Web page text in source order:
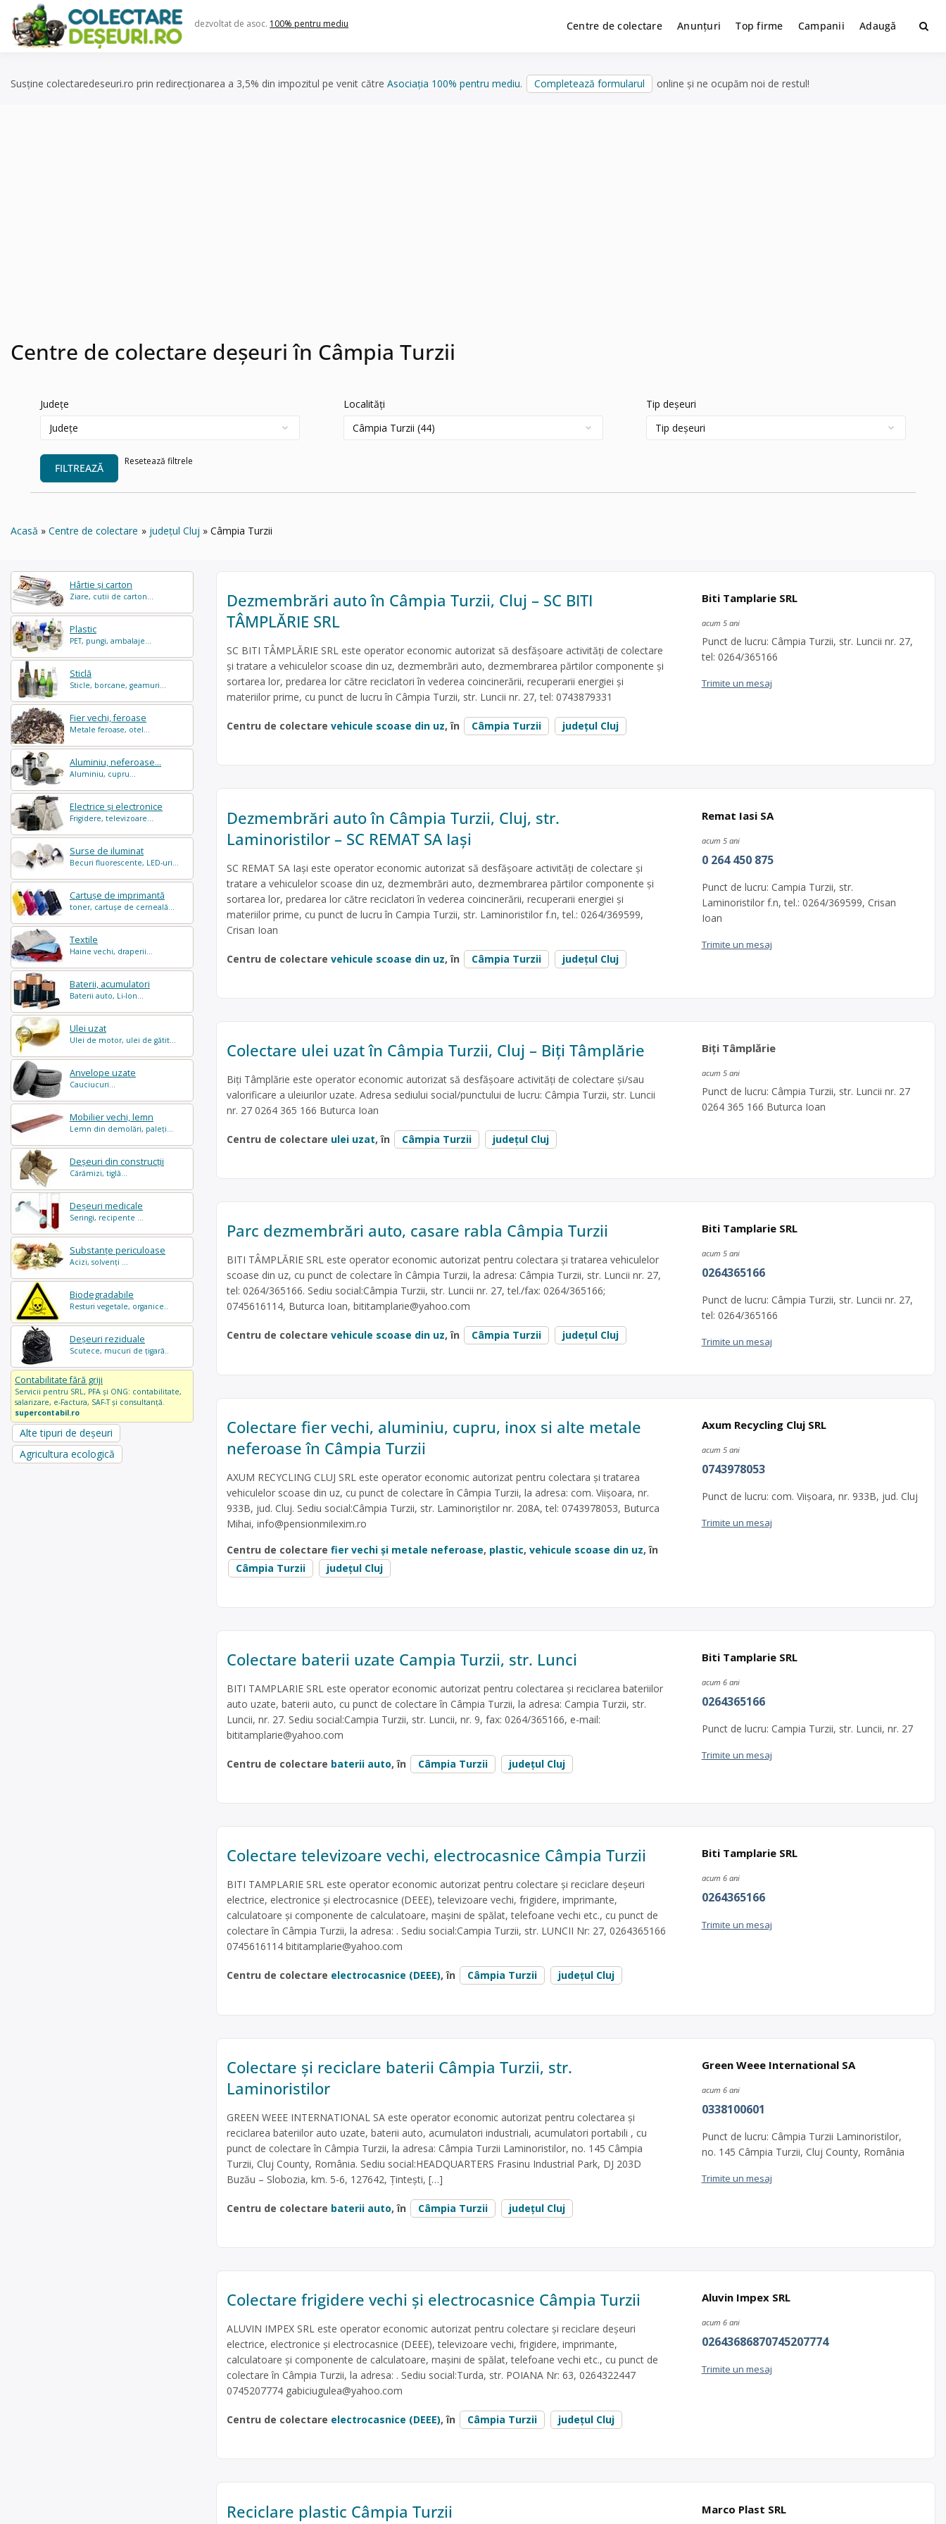
content
dezvoltat de asoc. 100% pentru mediu Centre de colectare Anunțuri Top firme Campanii Adaugă
Susține colectaredeseuri.ro prin redirecționarea a 3,5% din impozitul pe venit către Asociația 100% pentru mediu. Completează formularul online și ne ocupăm noi de restul!
Centre de colectare deșeuri în Câmpia Turzii
Județe Localități Tip deșeuri
FILTREAZĂ
Resetează filtrele
Acasă Centre de colectare județul Cluj Câmpia Turzii
Hârtie și carton
Ziare, cutii de carton...
Plastic
PET, pungi, ambalaje...
Sticlă
Sticle, borcane, geamuri...
Fier vechi, feroase
Metale feroase, otel...
Aluminiu, neferoase...
Aluminiu, cupru...
Electrice și electronice
Frigidere, televizoare...
Surse de iluminat
Becuri fluorescente, LED-uri...
Cartușe de imprimantă
toner, cartușe de cerneală...
Textile
Haine vechi, draperii...
Baterii, acumulatori
Baterii auto, Li-Ion...
Ulei uzat
Ulei de motor, ulei de gătit...
Anvelope uzate
Cauciucuri...
Mobilier vechi, lemn
Lemn din demolări, paleți...
Deșeuri din construcții
Cărămizi, tiglă...
Deșeuri medicale
Seringi, recipente ...
Substanțe periculoase
Acizi, solvenți ...
Biodegradabile
Resturi vegetale, organice..
Deșeuri reziduale
Scutece, mucuri de țigară..
Contabilitate fără griji
Servicii pentru SRL, PFA și ONG: contabilitate,
salarizare, e-Factura, SAF-T și consultanță.
supercontabil.ro
Alte tipuri de deșeuri
Agricultura ecologică
Dezmembrări auto în Câmpia Turzii, Cluj – SC BITI
TÂMPLĂRIE SRL
SC BITI TÂMPLĂRIE SRL este operator economic autorizat să desfăşoare activităţi de colectare
şi tratare a vehiculelor scoase din uz, dezmembrări auto, dezmembrarea părtilor componente și
sortarea lor, predarea lor către reciclatori în vederea coincinerării, recuperarii energiei și
materiilor prime, cu punct de lucru în Câmpia Turzii, str. Luncii nr. 27, tel: 0743879331
Centru de colectare vehicule scoase din uz, în Câmpia Turzii județul Cluj
Biti Tamplarie SRL
acum 5 ani
Punct de lucru: Câmpia Turzii, str. Luncii nr. 27,
tel: 0264/365166
Trimite un mesaj
Dezmembrări auto în Câmpia Turzii, Cluj, str.
Laminoristilor – SC REMAT SA Iași
SC REMAT SA Iași este operator economic autorizat să desfăşoare activităţi de colectare şi
tratare a vehiculelor scoase din uz, dezmembrări auto, dezmembrarea părtilor componente și
sortarea lor, predarea lor către reciclatori în vederea coincinerării, recuperarii energiei și
materiilor prime, cu punct de lucru în Campia Turzii, str. Laminoristilor f.n, tel.: 0264/369599,
Crisan Ioan
Centru de colectare vehicule scoase din uz, în Câmpia Turzii județul Cluj
Remat Iasi SA
acum 5 ani
0 264 450 875
Punct de lucru: Campia Turzii, str.
Laminoristilor f.n, tel.: 0264/369599, Crisan
Ioan
Trimite un mesaj
Colectare ulei uzat în Câmpia Turzii, Cluj – Biţi Tâmplărie
Biţi Tâmplărie este operator economic autorizat să desfăşoare activităţi de colectare şi/sau
valorificare a uleiurilor uzate. Adresa sediului social/punctului de lucru: Câmpia Turzii, str. Luncii
nr. 27 0264 365 166 Buturca Ioan
Centru de colectare ulei uzat, în Câmpia Turzii județul Cluj
Biţi Tâmplărie
acum 5 ani
Punct de lucru: Câmpia Turzii, str. Luncii nr. 27
0264 365 166 Buturca Ioan
Parc dezmembrări auto, casare rabla Câmpia Turzii
BITI TÂMPLĂRIE SRL este operator economic autorizat pentru colectara și tratarea vehiculelor
scoase din uz, cu punct de colectare în Câmpia Turzii, la adresa: Câmpia Turzii, str. Luncii nr. 27,
tel: 0264/365166. Sediu social:Câmpia Turzii, str. Luncii nr. 27, tel./fax: 0264/365166;
0745616114, Buturca Ioan, bititamplarie@yahoo.com
Centru de colectare vehicule scoase din uz, în Câmpia Turzii județul Cluj
Biti Tamplarie SRL
acum 5 ani
0264365166
Punct de lucru: Câmpia Turzii, str. Luncii nr. 27,
tel: 0264/365166
Trimite un mesaj
Colectare fier vechi, aluminiu, cupru, inox si alte metale
neferoase în Câmpia Turzii
AXUM RECYCLING CLUJ SRL este operator economic autorizat pentru colectara și tratarea
vehiculelor scoase din uz, cu punct de colectare în Câmpia Turzii, la adresa: com. Viișoara, nr.
933B, jud. Cluj. Sediu social:Câmpia Turzii, str. Laminoriștilor nr. 208A, tel: 0743978053, Buturca
Mihai, info@pensionmilexim.ro
Centru de colectare fier vechi și metale neferoase, plastic, vehicule scoase din uz, în
Câmpia Turzii
județul Cluj
Axum Recycling Cluj SRL
acum 5 ani
0743978053
Punct de lucru: com. Viișoara, nr. 933B, jud. Cluj
Trimite un mesaj
Colectare baterii uzate Campia Turzii, str. Lunci
BITI TAMPLARIE SRL este operator economic autorizat pentru colectarea și reciclarea bateriilor
auto uzate, baterii auto, cu punct de colectare în Câmpia Turzii, la adresa: Campia Turzii, str.
Luncii, nr. 27. Sediu social:Campia Turzii, str. Luncii, nr. 9, fax: 0264/365166, e-mail:
bititamplarie@yahoo.com
Centru de colectare baterii auto, în Câmpia Turzii județul Cluj
Biti Tamplarie SRL
acum 6 ani
0264365166
Punct de lucru: Campia Turzii, str. Luncii, nr. 27
Trimite un mesaj
Colectare televizoare vechi, electrocasnice Câmpia Turzii
BITI TAMPLARIE SRL este operator economic autorizat pentru colectare și reciclare deșeuri
electrice, electronice și electrocasnice (DEEE), televizoare vechi, frigidere, imprimante,
calculatoare și componente de calculatoare, mașini de spălat, telefoane vechi etc., cu punct de
colectare în Câmpia Turzii, la adresa: . Sediu social:Campia Turzii, str. LUNCII Nr: 27, 0264365166
0745616114 bititamplarie@yahoo.com
Centru de colectare electrocasnice (DEEE), în Câmpia Turzii județul Cluj
Biti Tamplarie SRL
acum 6 ani
0264365166
Trimite un mesaj
Colectare și reciclare baterii Câmpia Turzii, str.
Laminoristilor
GREEN WEEE INTERNATIONAL SA este operator economic autorizat pentru colectarea și
reciclarea bateriilor auto uzate, baterii auto, acumulatori industriali, acumulatori portabili , cu
punct de colectare în Câmpia Turzii, la adresa: Câmpia Turzii Laminoristilor, no. 145 Câmpia
Turzii, Cluj County, România. Sediu social:HEADQUARTERS Frasinu Industrial Park, DJ 203D
Buzău – Slobozia, km. 5-6, 127642, Țintești, […]
Centru de colectare baterii auto, în Câmpia Turzii județul Cluj
Green Weee International SA
acum 6 ani
0338100601
Punct de lucru: Câmpia Turzii Laminoristilor,
no. 145 Câmpia Turzii, Cluj County, România
Trimite un mesaj
Colectare frigidere vechi și electrocasnice Câmpia Turzii
ALUVIN IMPEX SRL este operator economic autorizat pentru colectare și reciclare deșeuri
electrice, electronice și electrocasnice (DEEE), televizoare vechi, frigidere, imprimante,
calculatoare și componente de calculatoare, mașini de spălat, telefoane vechi etc., cu punct de
colectare în Câmpia Turzii, la adresa: . Sediu social:Turda, str. POIANA Nr: 63, 0264322447
0745207774 gabiciugulea@yahoo.com
Centru de colectare electrocasnice (DEEE), în Câmpia Turzii județul Cluj
Aluvin Impex SRL
acum 6 ani
02643686870745207774
Trimite un mesaj
Reciclare plastic Câmpia Turzii Marco Plast SRL